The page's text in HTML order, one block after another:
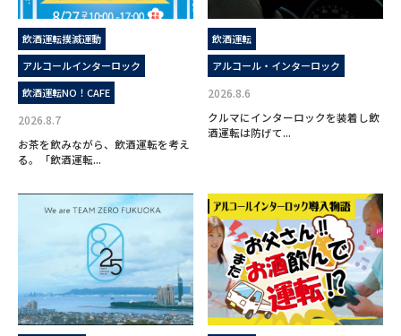
飲酒運転撲滅運動
アルコールインターロック
飲酒運転NO！CAFE
2026.8.7
お茶を飲みながら、飲酒運転を考え
る。「飲酒運転...
飲酒運転
アルコール・インターロック
2026.8.6
クルマにインターロックを装着し飲
酒運転は防げて...